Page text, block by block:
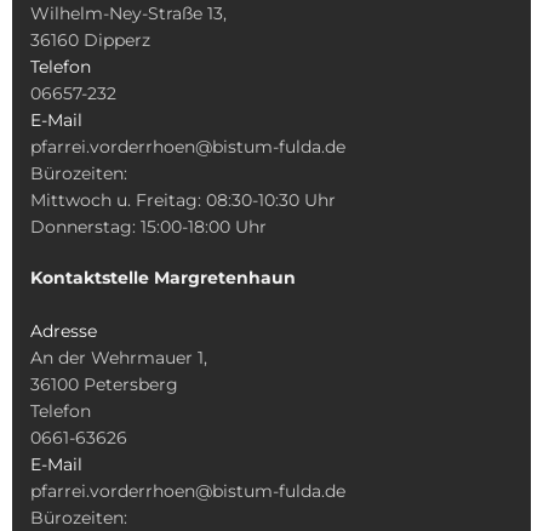
Wilhelm-Ney-Straße 13,
36160 Dipperz
Telefon
06657-232
E-Mail
pfarrei.vorderrhoen@bistum-fulda.de
Bürozeiten:
Mittwoch u. Freitag: 08:30-10:30 Uhr
Donnerstag: 15:00-18:00 Uhr
Kontaktstelle Margretenhaun
Adresse
An der Wehrmauer 1,
36100 Petersberg
Telefon
0661-63626
E-Mail
pfarrei.vorderrhoen@bistum-fulda.de
Bürozeiten: